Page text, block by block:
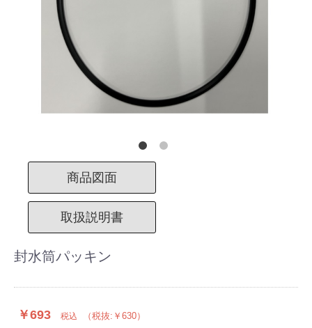
商品図面
取扱説明書
封水筒パッキン
￥693 税込 （税抜:￥630）